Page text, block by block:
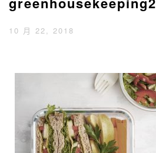
10 月 22, 2018